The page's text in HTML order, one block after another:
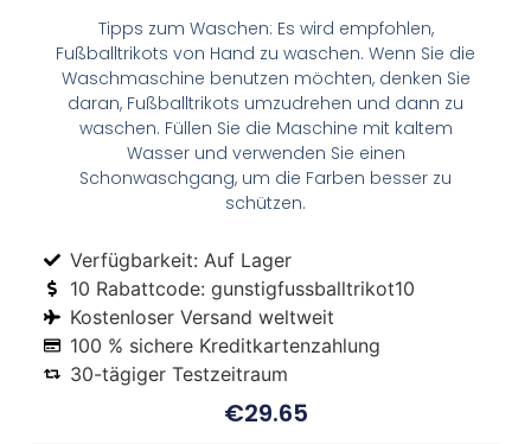
Tipps zum Waschen: Es wird empfohlen,
Fußballtrikots von Hand zu waschen. Wenn Sie die
Waschmaschine benutzen möchten, denken Sie
daran, Fußballtrikots umzudrehen und dann zu
waschen. Füllen Sie die Maschine mit kaltem
Wasser und verwenden Sie einen
Schonwaschgang, um die Farben besser zu
schützen.
Verfügbarkeit: Auf Lager
10 Rabattcode: gunstigfussballtrikot10
Kostenloser Versand weltweit
100 % sichere Kreditkartenzahlung
30-tägiger Testzeitraum
€29.65